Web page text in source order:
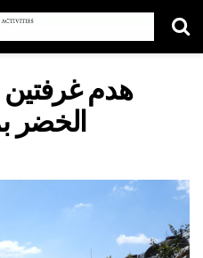
هدم غرفتين
الخضر